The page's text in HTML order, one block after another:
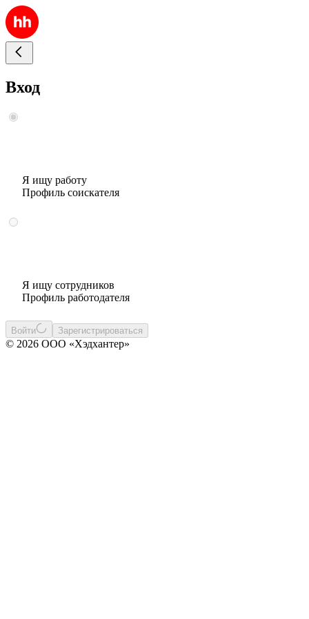
Вход
Я ищу работу
Профиль соискателя
Я ищу сотрудников
Профиль работодателя
Войти Зарегистрироваться
© 2026 ООО «Хэдхантер»